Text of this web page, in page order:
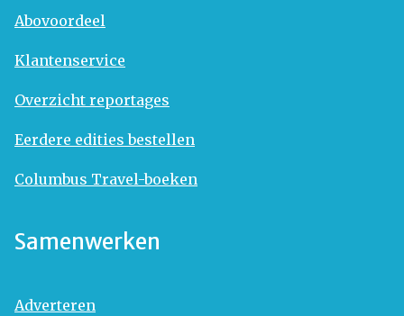
Abovoordeel
Klantenservice
Overzicht reportages
Eerdere edities bestellen
Columbus Travel-boeken
Samenwerken
Adverteren